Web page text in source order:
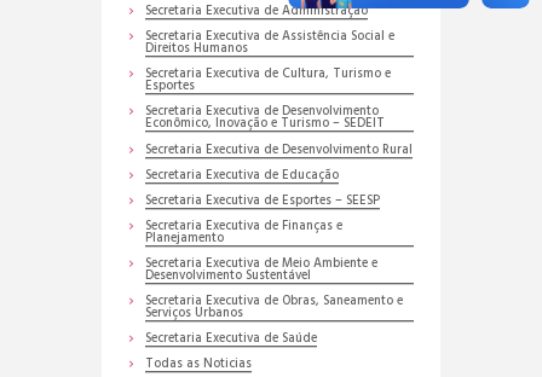
Secretaria Executiva de Administração
Secretaria Executiva de Assistência Social e
Direitos Humanos
Secretaria Executiva de Cultura, Turismo e
Esportes
Secretaria Executiva de Desenvolvimento
Econômico, Inovação e Turismo – SEDEIT
Secretaria Executiva de Desenvolvimento Rural
Secretaria Executiva de Educação
Secretaria Executiva de Esportes – SEESP
Secretaria Executiva de Finanças e
Planejamento
Secretaria Executiva de Meio Ambiente e
Desenvolvimento Sustentável
Secretaria Executiva de Obras, Saneamento e
Serviços Urbanos
Secretaria Executiva de Saúde
Todas as Noticias